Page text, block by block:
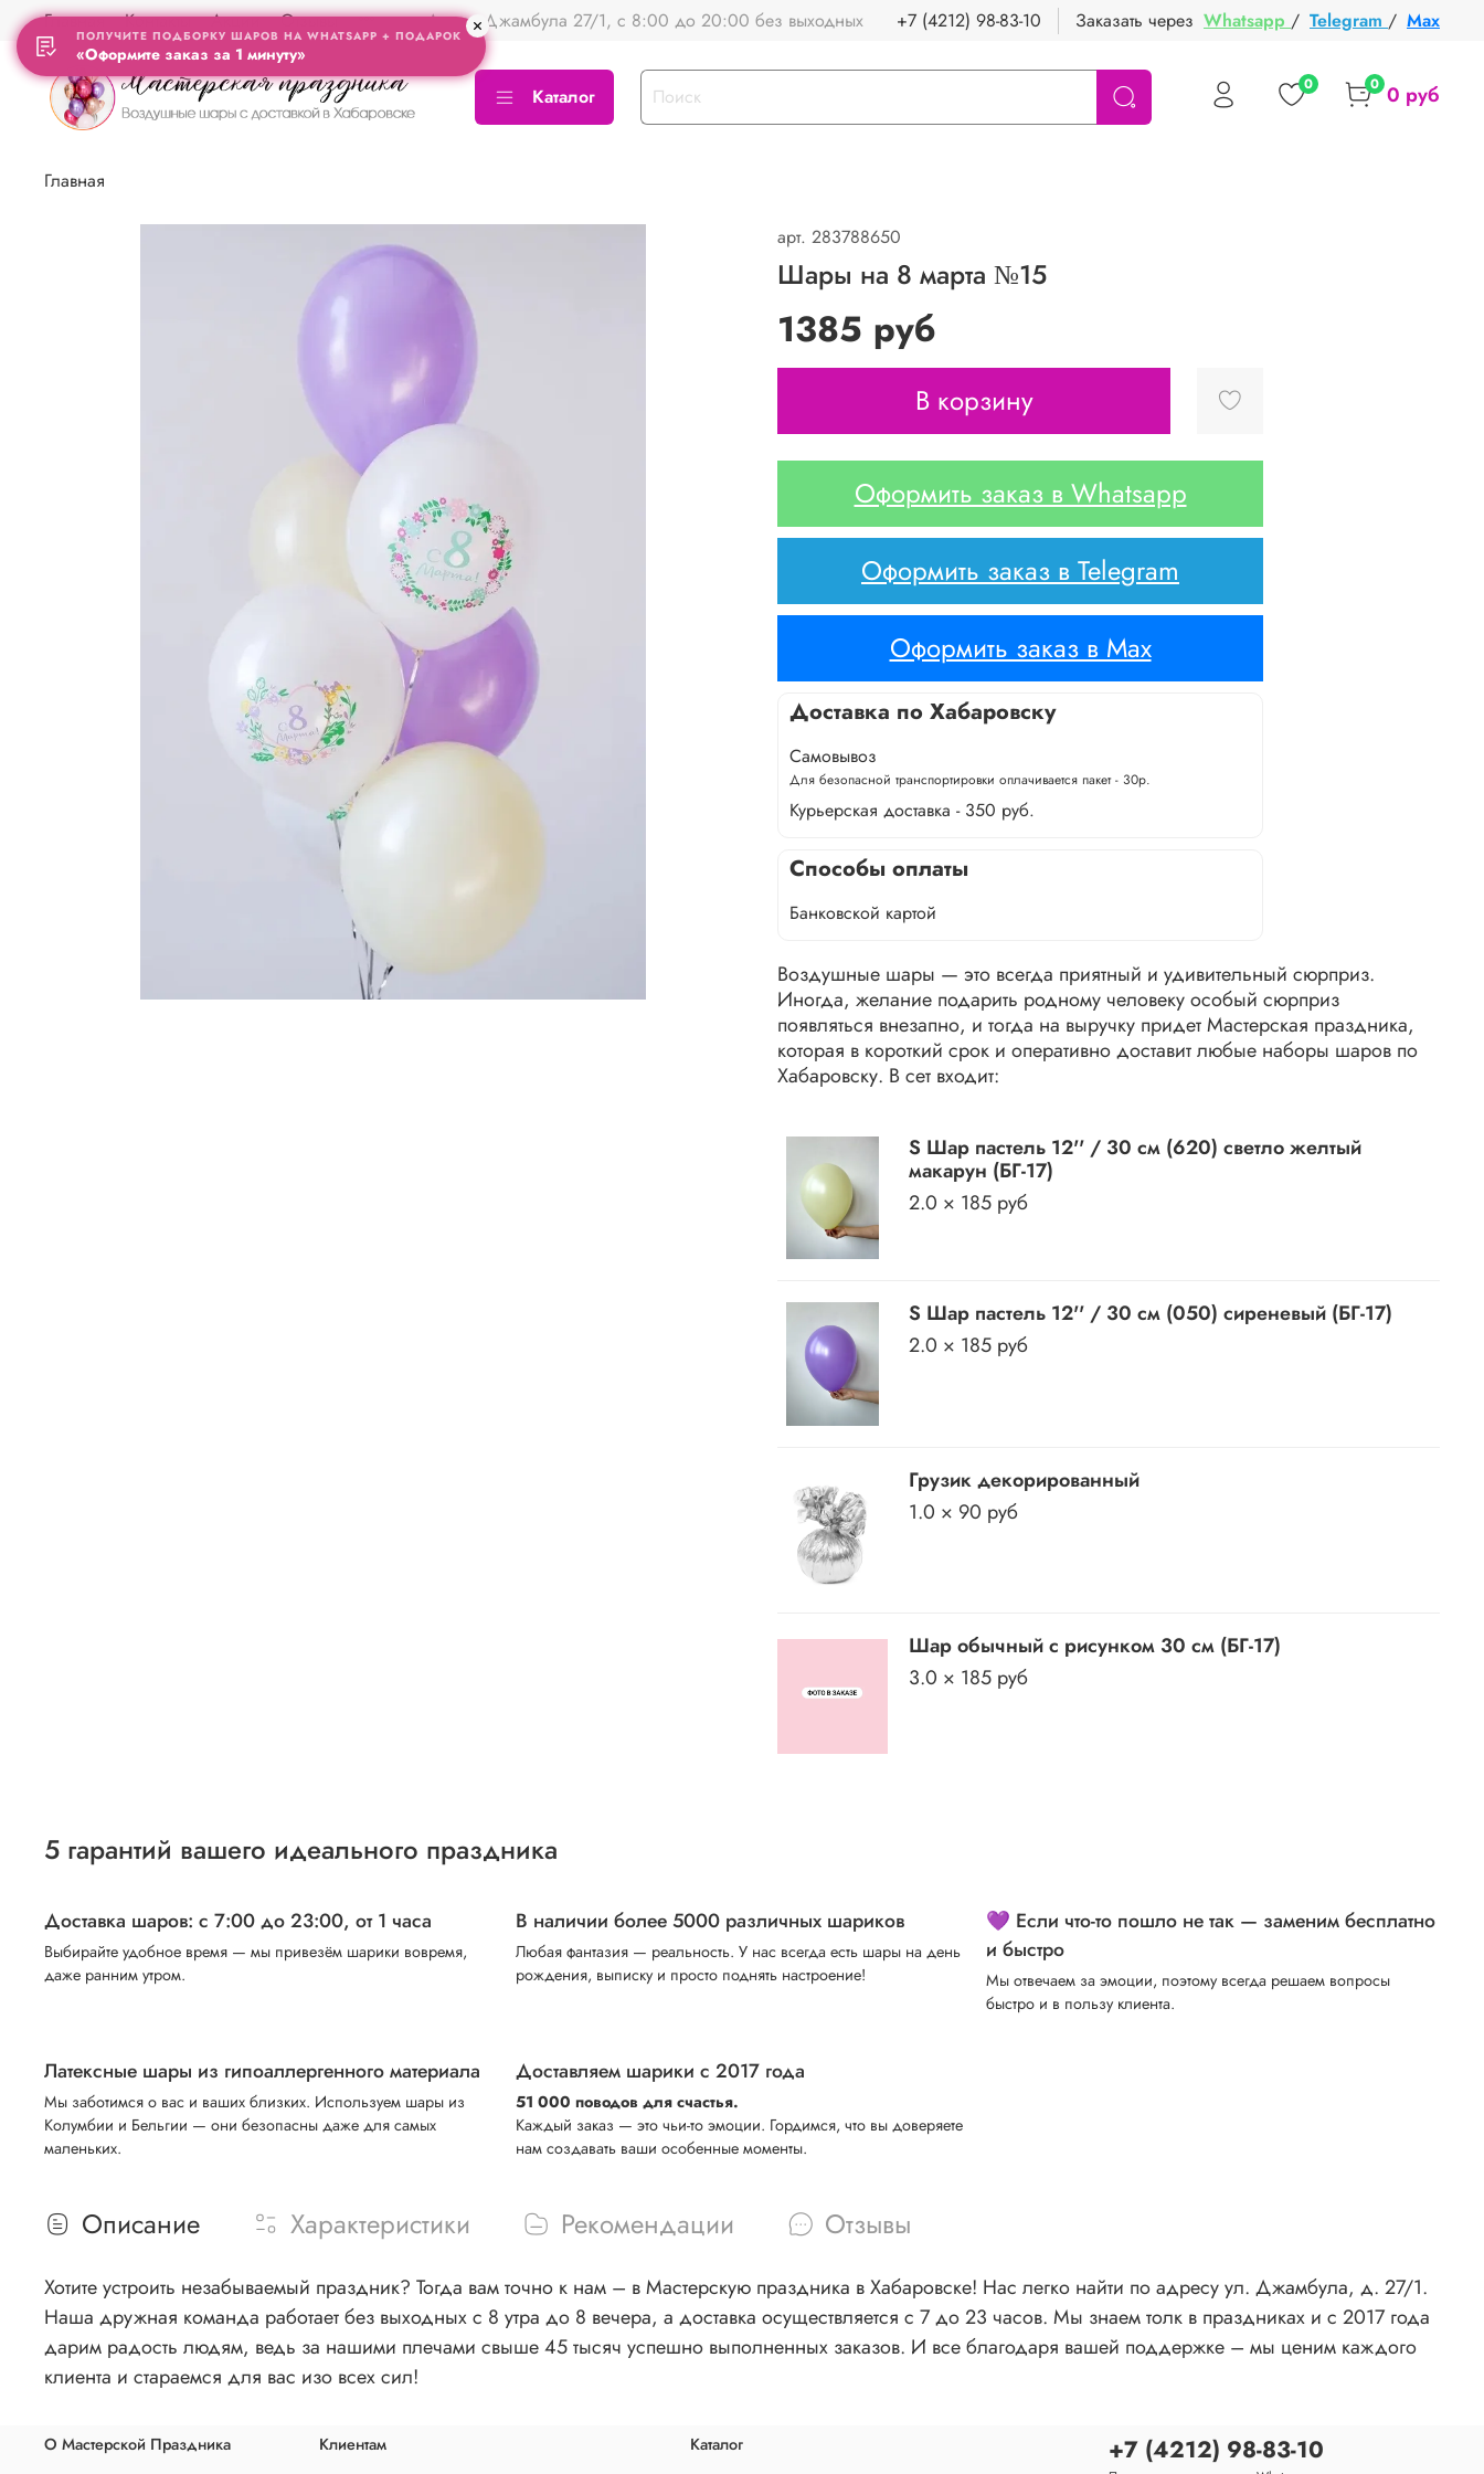
Главная Контакты Акции Отзывы Адрес Джамбула 27/1, с 8:00 до 20:00 без выходных +7 (4212) 98-83-10 Заказать через Whatsapp / Telegram / Max
Каталог 0 0 0 руб
Главная
арт. 283788650
Шары на 8 марта №15
1385 руб
В корзину
Оформить заказ в Whatsapp
Оформить заказ в Telegram
Оформить заказ в Max
Доставка по Хабаровску
Самовывоз
Для безопасной транспортировки оплачивается пакет - 30р.
Курьерская доставка - 350 руб.
Способы оплаты
Банковской картой
S Шар пастель 12'' / 30 см (620) светло желтый
макарун (БГ-17)
2.0 × 185 руб
S Шар пастель 12'' / 30 см (050) сиреневый (БГ-17)
2.0 × 185 руб
Грузик декорированный
1.0 × 90 руб
Шар обычный с рисунком 30 см (БГ-17)
3.0 × 185 руб
Воздушные шары — это всегда приятный и удивительный сюрприз.
Иногда, желание подарить родному человеку особый сюрприз
появляться внезапно, и тогда на выручку придет Мастерская праздника,
которая в короткий срок и оперативно доставит любые наборы шаров по
Хабаровску. В сет входит:
5 гарантий вашего идеального праздника
Доставка шаров: с 7:00 до 23:00, от 1 часа
Выбирайте удобное время — мы привезём шарики вовремя,
даже ранним утром.
В наличии более 5000 различных шариков
Любая фантазия — реальность. У нас всегда есть шары на день
рождения, выписку и просто поднять настроение!
💜 Если что-то пошло не так — заменим бесплатно
и быстро
Мы отвечаем за эмоции, поэтому всегда решаем вопросы
быстро и в пользу клиента.
Латексные шары из гипоаллергенного материала
Мы заботимся о вас и ваших близких. Используем шары из
Колумбии и Бельгии — они безопасны даже для самых
маленьких.
Доставляем шарики с 2017 года
51 000 поводов для счастья.
Каждый заказ — это чьи-то эмоции. Гордимся, что вы доверяете
нам создавать ваши особенные моменты.
Описание Характеристики Рекомендации Отзывы
Хотите устроить незабываемый праздник? Тогда вам точно к нам – в Мастерскую праздника в Хабаровске! Нас легко найти по адресу ул. Джамбула, д. 27/1.
Наша дружная команда работает без выходных с 8 утра до 8 вечера, а доставка осуществляется с 7 до 23 часов. Мы знаем толк в праздниках и с 2017 года
дарим радость людям, ведь за нашими плечами свыше 45 тысяч успешно выполненных заказов. И все благодаря вашей поддержке – мы ценим каждого
клиента и стараемся для вас изо всех сил!
О Мастерской Праздника
Клиентам
Каталог
+7 (4212) 98-83-10
ПОЛУЧИТЕ ПОДБОРКУ ШАРОВ НА WHATSAPP + ПОДАРОК
«Оформите заказ за 1 минуту»